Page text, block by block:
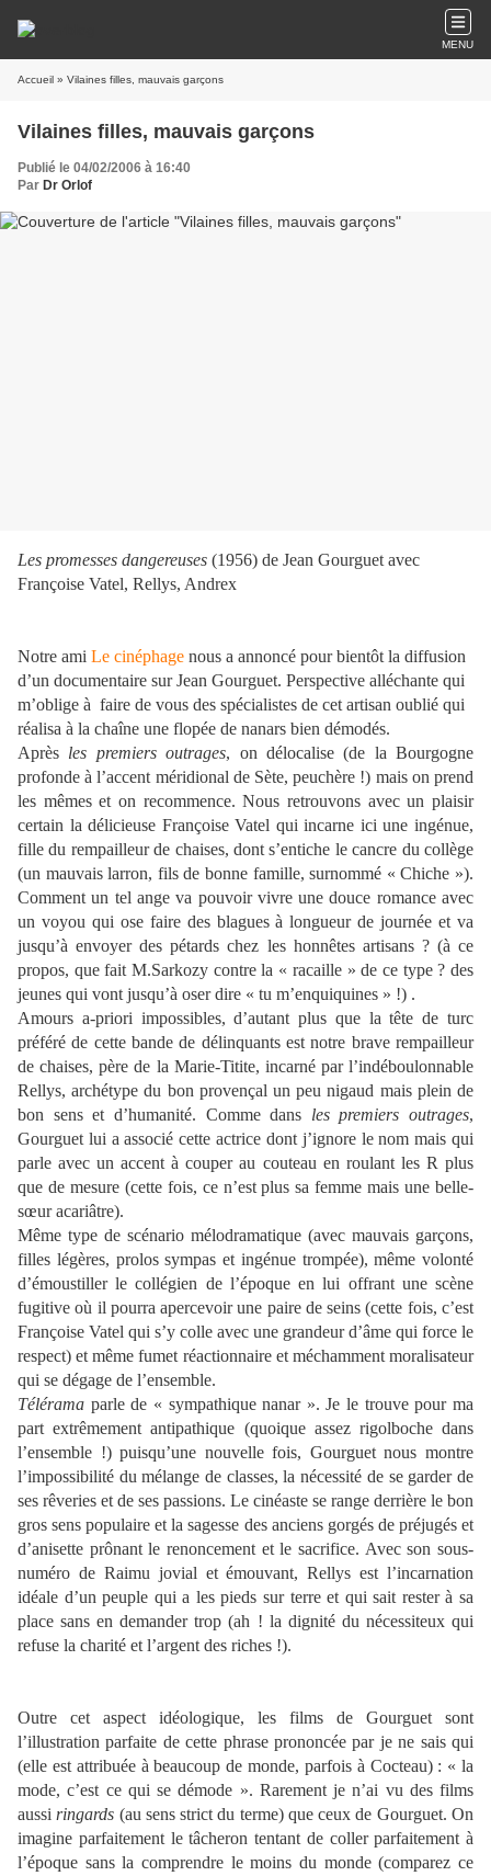
MENU
Accueil » Vilaines filles, mauvais garçons
Vilaines filles, mauvais garçons
Publié le 04/02/2006 à 16:40
Par Dr Orlof
Les promesses dangereuses (1956) de Jean Gourguet avec
Françoise Vatel, Rellys, Andrex
Notre ami Le cinéphage nous a annoncé pour bientôt la diffusion
d’un documentaire sur Jean Gourguet. Perspective alléchante qui
m’oblige à faire de vous des spécialistes de cet artisan oublié qui
réalisa à la chaîne une flopée de nanars bien démodés.
Après les premiers outrages, on délocalise (de la Bourgogne
profonde à l’accent méridional de Sète, peuchère !) mais on prend
les mêmes et on recommence. Nous retrouvons avec un plaisir
certain la délicieuse Françoise Vatel qui incarne ici une ingénue,
fille du rempailleur de chaises, dont s’entiche le cancre du collège
(un mauvais larron, fils de bonne famille, surnommé « Chiche »).
Comment un tel ange va pouvoir vivre une douce romance avec
un voyou qui ose faire des blagues à longueur de journée et va
jusqu’à envoyer des pétards chez les honnêtes artisans ? (à ce
propos, que fait M.Sarkozy contre la « racaille » de ce type ? des
jeunes qui vont jusqu’à oser dire « tu m’enquiquines » !) .
Amours a-priori impossibles, d’autant plus que la tête de turc
préféré de cette bande de délinquants est notre brave rempailleur
de chaises, père de la Marie-Titite, incarné par l’indéboulonnable
Rellys, archétype du bon provençal un peu nigaud mais plein de
bon sens et d’humanité. Comme dans les premiers outrages,
Gourguet lui a associé cette actrice dont j’ignore le nom mais qui
parle avec un accent à couper au couteau en roulant les R plus
que de mesure (cette fois, ce n’est plus sa femme mais une belle-
sœur acariâtre).
Même type de scénario mélodramatique (avec mauvais garçons,
filles légères, prolos sympas et ingénue trompée), même volonté
d’émoustiller le collégien de l’époque en lui offrant une scène
fugitive où il pourra apercevoir une paire de seins (cette fois, c’est
Françoise Vatel qui s’y colle avec une grandeur d’âme qui force le
respect) et même fumet réactionnaire et méchamment moralisateur
qui se dégage de l’ensemble.
Télérama parle de « sympathique nanar ». Je le trouve pour ma
part extrêmement antipathique (quoique assez rigolboche dans
l’ensemble !) puisqu’une nouvelle fois, Gourguet nous montre
l’impossibilité du mélange de classes, la nécessité de se garder de
ses rêveries et de ses passions. Le cinéaste se range derrière le bon
gros sens populaire et la sagesse des anciens gorgés de préjugés et
d’anisette prônant le renoncement et le sacrifice. Avec son sous-
numéro de Raimu jovial et émouvant, Rellys est l’incarnation
idéale d’un peuple qui a les pieds sur terre et qui sait rester à sa
place sans en demander trop (ah ! la dignité du nécessiteux qui
refuse la charité et l’argent des riches !).
Outre cet aspect idéologique, les films de Gourguet sont
l’illustration parfaite de cette phrase prononcée par je ne sais qui
(elle est attribuée à beaucoup de monde, parfois à Cocteau) : « la
mode, c’est ce qui se démode ». Rarement je n’ai vu des films
aussi ringards (au sens strict du terme) que ceux de Gourguet. On
imagine parfaitement le tâcheron tentant de coller parfaitement à
l’époque sans la comprendre le moins du monde (comparez ce